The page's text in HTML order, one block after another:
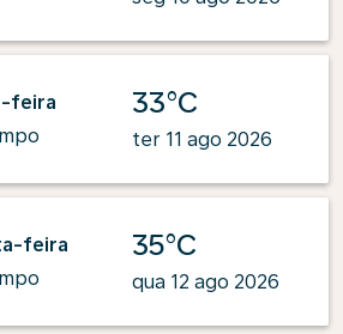
feira
33°C
ter 11 ago 2026
feira
35°C
qua 12 ago 2026